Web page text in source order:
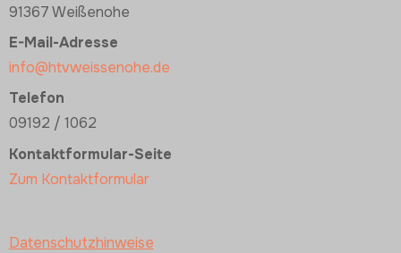
91367 Weißenohe
E-Mail-Adresse
info@htvweissenohe.de
Telefon
09192 / 1062
Kontaktformular-Seite
Zum Kontaktformular
Datenschutzhinweise